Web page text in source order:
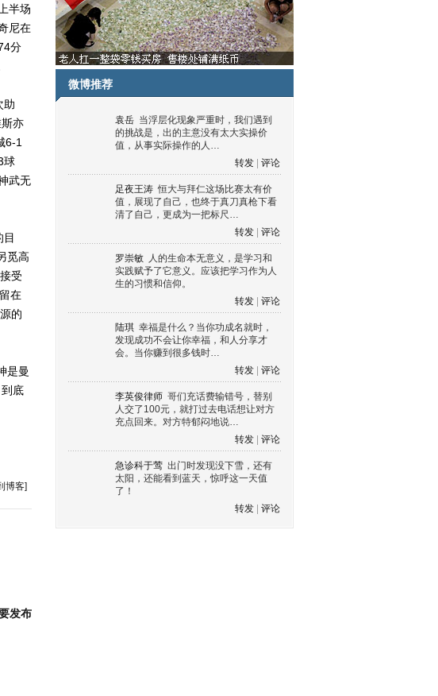
半场
尼在
分
助
亦
6-1
球
武无
觅高
受
在
的
是曼
底
博客]
发布
微博推荐
袁岳 当浮层化现象严重时，我们遇到
的挑战是，出的主意没有太大实操价
值，从事实际操作的人…
转发
评论
足夜王涛 恒大与拜仁这场比赛太有价
值，展现了自己，也终于真刀真枪下看
清了自己，更成为一把标尺…
转发
评论
罗崇敏 人的生命本无意义，是学习和
实践赋予了它意义。应该把学习作为人
生的习惯和信仰。
转发
评论
陆琪 幸福是什么？当你功成名就时，
发现成功不会让你幸福，和人分享才
会。当你赚到很多钱时…
转发
评论
李英俊律师 哥们充话费输错号，替别
人交了100元，就打过去电话想让对方
充点回来。对方特郁闷地说…
转发
评论
急诊科于莺 出门时发现没下雪，还有
太阳，还能看到蓝天，惊呼这一天值
了！
转发
评论